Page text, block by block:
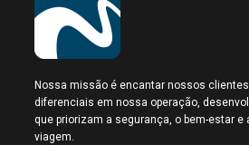
Nossa missão é encantar nossos
diferenciais em nossa operação,
que priorizam a segurança, o bem-estar
viagem.